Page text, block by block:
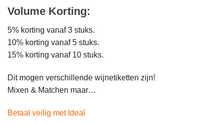
Volume Korting:
5% korting vanaf 3 stuks.
10% korting vanaf 5 stuks.
15% korting vanaf 10 stuks.
Dit mogen verschillende wijnetiketten zijn!
Mixen & Matchen maar…
Betaal veilig met Ideal